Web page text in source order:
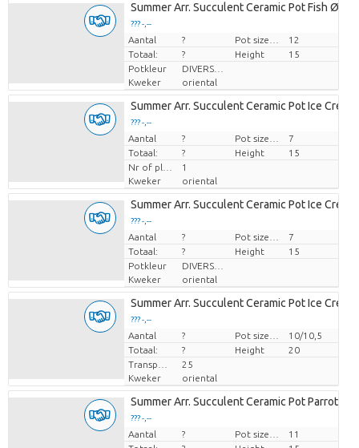
Summer Arr. Succulent Ceramic Pot Fish
??? -,--
Prijs per stuk
Aantal ?
12
Totaal:
? Height
15
Potkleur
DIVERSE KLEUREN
Kweker
oriental
Summer Arr. Succulent Ceramic Pot Ice
??? -,--
Prijs per stuk
Aantal ?
7
Totaal:
? Height
15
1
Kweker
oriental
Summer Arr. Succulent Ceramic Pot Ice
??? -,--
Prijs per stuk
Aantal ?
7
Totaal:
? Height
15
Potkleur
DIVERSE KLEUREN
Kweker
oriental
Summer Arr. Succulent Ceramic Pot Ice
??? -,--
Prijs per stuk
Aantal ?
10/10,5
Totaal:
? Height
20
25
Kweker
oriental
Summer Arr. Succulent Ceramic Pot Parrot
??? -,--
Prijs per stuk
Aantal ?
11